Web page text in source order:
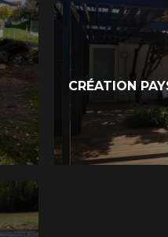
CRÉATION